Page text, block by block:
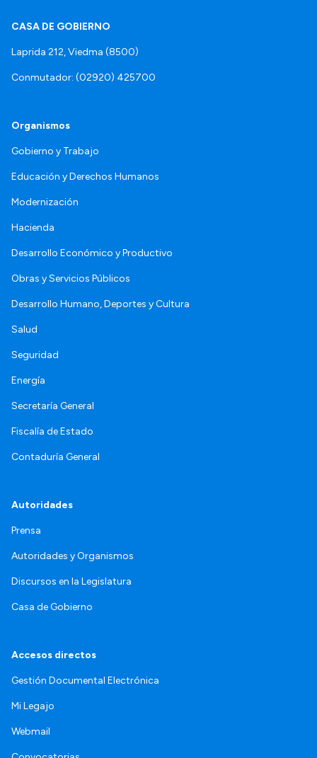
CASA DE GOBIERNO
Laprida 212, Viedma (8500)
Conmutador: (02920) 425700
Organismos
Gobierno y Trabajo
Educación y Derechos Humanos
Modernización
Hacienda
Desarrollo Económico y Productivo
Obras y Servicios Públicos
Desarrollo Humano, Deportes y Cultura
Salud
Seguridad
Energía
Secretaría General
Fiscalía de Estado
Contaduría General
Autoridades
Prensa
Autoridades y Organismos
Discursos en la Legislatura
Casa de Gobierno
Accesos directos
Gestión Documental Electrónica
Mi Legajo
Webmail